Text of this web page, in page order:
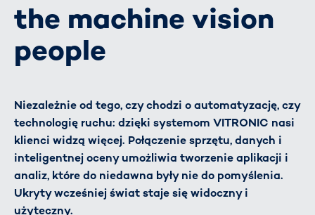
the machine vision
people
Niezależnie od tego, czy chodzi o automatyzację, czy
technologię ruchu: dzięki systemom VITRONIC nasi
klienci widzą więcej. Połączenie sprzętu, danych i
inteligentnej oceny umożliwia tworzenie aplikacji i
analiz, które do niedawna były nie do pomyślenia.
Ukryty wcześniej świat staje się widoczny i
użyteczny.